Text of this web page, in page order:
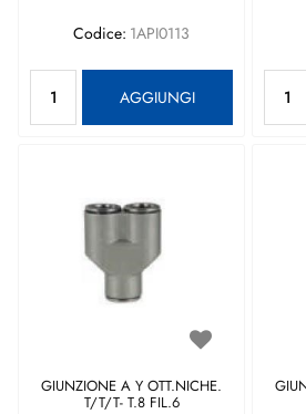
Codice: 1API0113
AGGIUNGI
GIUNZIONE A Y OTT.NICHE.
T/T/T- T.8 FIL.6